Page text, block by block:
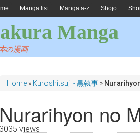
Manga list Manga a-z Shojo
Manga
の漫画
Home » Kuroshitsuji - 黒執事 »
Nurarihyon no
3035 views